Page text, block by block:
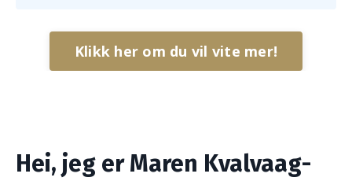
Klikk her om du vil vite mer!
Hei, jeg er Maren Kvalvaag-